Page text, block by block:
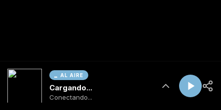
AL AIRE
Cargando...
Conectando...